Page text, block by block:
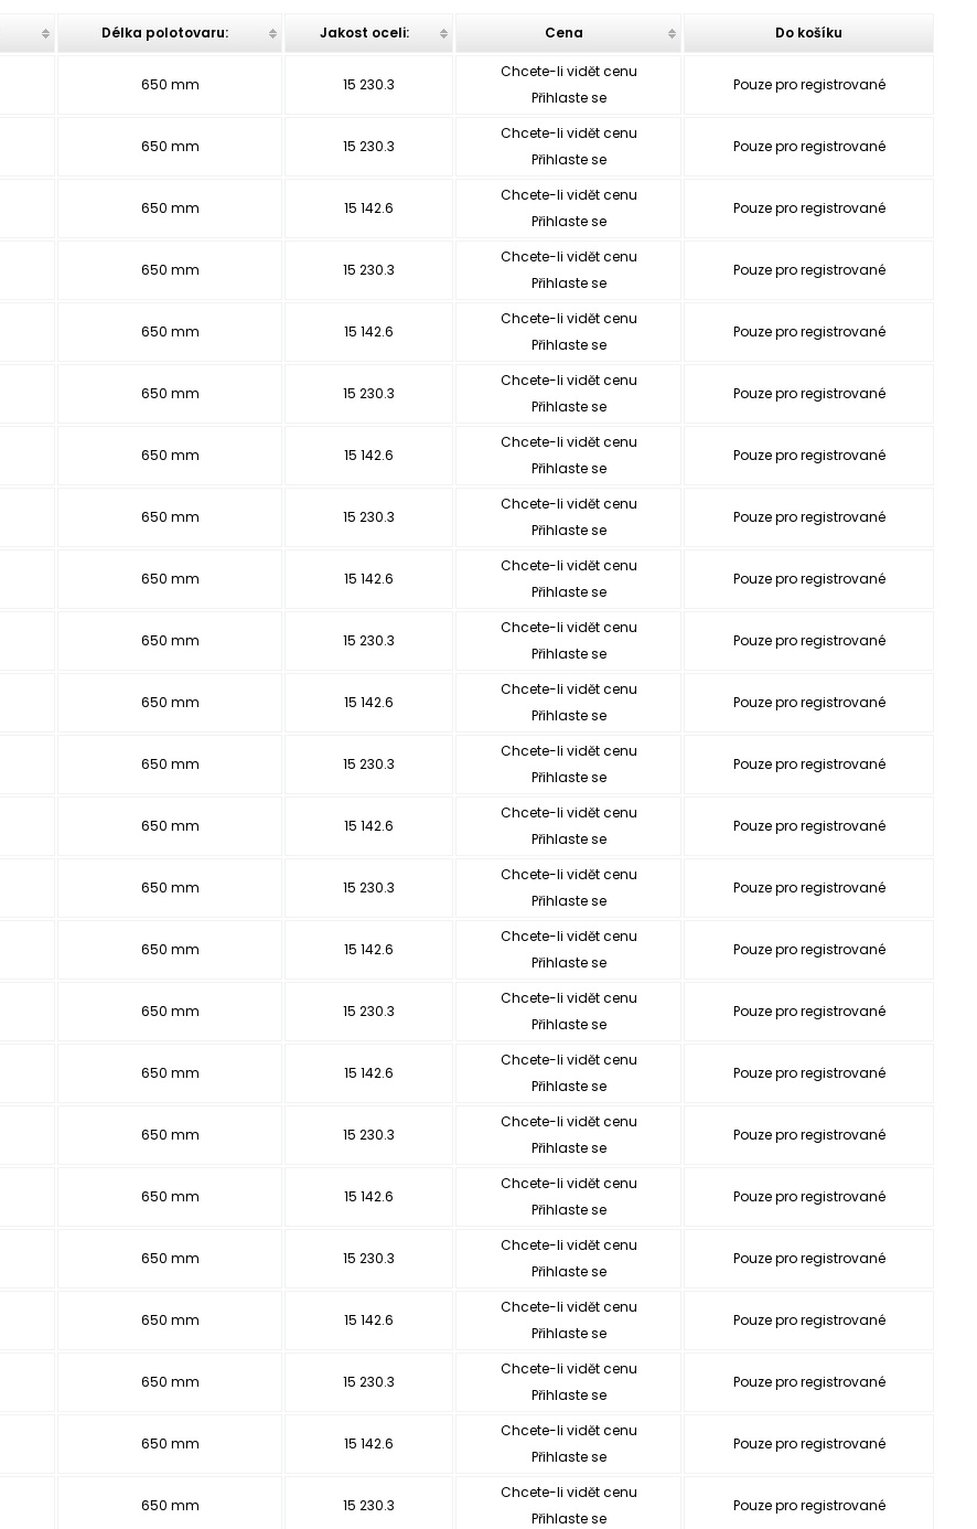
Délka polotovaru: Jakost oceli: Cena Do košíku
650 mm 15 230.3
Chcete-li vidět cenu
Přihlaste se
Pouze pro registrované
650 mm 15 230.3
Chcete-li vidět cenu
Přihlaste se
Pouze pro registrované
650 mm 15 142.6
Chcete-li vidět cenu
Přihlaste se
Pouze pro registrované
650 mm 15 230.3
Chcete-li vidět cenu
Přihlaste se
Pouze pro registrované
650 mm 15 142.6
Chcete-li vidět cenu
Přihlaste se
Pouze pro registrované
650 mm 15 230.3
Chcete-li vidět cenu
Přihlaste se
Pouze pro registrované
650 mm 15 142.6
Chcete-li vidět cenu
Přihlaste se
Pouze pro registrované
650 mm 15 230.3
Chcete-li vidět cenu
Přihlaste se
Pouze pro registrované
650 mm 15 142.6
Chcete-li vidět cenu
Přihlaste se
Pouze pro registrované
650 mm 15 230.3
Chcete-li vidět cenu
Přihlaste se
Pouze pro registrované
650 mm 15 142.6
Chcete-li vidět cenu
Přihlaste se
Pouze pro registrované
650 mm 15 230.3
Chcete-li vidět cenu
Přihlaste se
Pouze pro registrované
650 mm 15 142.6
Chcete-li vidět cenu
Přihlaste se
Pouze pro registrované
650 mm 15 230.3
Chcete-li vidět cenu
Přihlaste se
Pouze pro registrované
650 mm 15 142.6
Chcete-li vidět cenu
Přihlaste se
Pouze pro registrované
650 mm 15 230.3
Chcete-li vidět cenu
Přihlaste se
Pouze pro registrované
650 mm 15 142.6
Chcete-li vidět cenu
Přihlaste se
Pouze pro registrované
650 mm 15 230.3
Chcete-li vidět cenu
Přihlaste se
Pouze pro registrované
650 mm 15 142.6
Chcete-li vidět cenu
Přihlaste se
Pouze pro registrované
650 mm 15 230.3
Chcete-li vidět cenu
Přihlaste se
Pouze pro registrované
650 mm 15 142.6
Chcete-li vidět cenu
Přihlaste se
Pouze pro registrované
650 mm 15 230.3
Chcete-li vidět cenu
Přihlaste se
Pouze pro registrované
650 mm 15 142.6
Chcete-li vidět cenu
Přihlaste se
Pouze pro registrované
650 mm 15 230.3
Chcete-li vidět cenu
Přihlaste se
Pouze pro registrované